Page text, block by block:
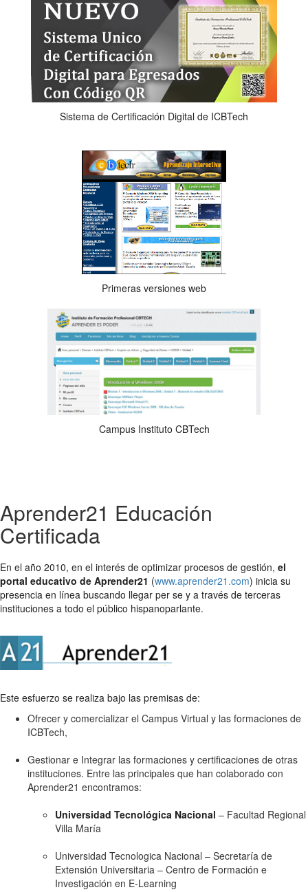
Sistema de Certificación Digital de ICBTech
Primeras versiones web
Campus Instituto CBTech
Aprender21 Educación
Certificada
En el año 2010, en el interés de optimizar procesos de gestión, el
portal educativo de Aprender21 (www.aprender21.com) inicia su
presencia en línea buscando llegar per se y a través de terceras
instituciones a todo el público hispanoparlante.
Este esfuerzo se realiza bajo las premisas de:
Ofrecer y comercializar el Campus Virtual y las formaciones de
ICBTech,
Gestionar e Integrar las formaciones y certificaciones de otras
instituciones. Entre las principales que han colaborado con
Aprender21 encontramos:
Universidad Tecnológica Nacional – Facultad Regional
Villa María
Universidad Tecnologica Nacional – Secretaría de
Extensión Universitaria – Centro de Formación e
Investigación en E-Learning